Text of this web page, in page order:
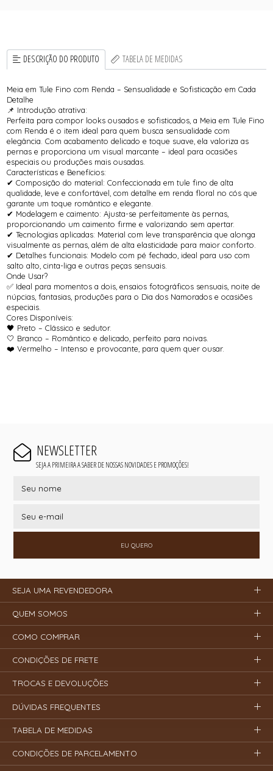
DESCRIÇÃO DO PRODUTO TABELA DE MEDIDAS
Meia em Tule Fino com Renda – Sensualidade e Sofisticação em Cada
Detalhe
📌 Introdução atrativa:
Perfeita para compor looks ousados e sofisticados, a Meia em Tule Fino
com Renda é o item ideal para quem busca sensualidade com
elegância. Com acabamento delicado e toque suave, ela valoriza as
pernas e proporciona um visual marcante – ideal para ocasiões
especiais ou produções mais ousadas.
Características e Benefícios:
✔ Composição do material: Confeccionada em tule fino de alta
qualidade, leve e confortável, com detalhe em renda floral no cós que
garante um toque romântico e elegante.
✔ Modelagem e caimento: Ajusta-se perfeitamente às pernas,
proporcionando um caimento firme e valorizando sem apertar.
✔ Tecnologias aplicadas: Material com leve transparência que alonga
visualmente as pernas, além de alta elasticidade para maior conforto.
✔ Detalhes funcionais: Modelo com pé fechado, ideal para uso com
salto alto, cinta-liga e outras peças sensuais.
Onde Usar?
✅ Ideal para momentos a dois, ensaios fotográficos sensuais, noite de
núpcias, fantasias, produções para o Dia dos Namorados e ocasiões
especiais.
Cores Disponíveis:
🖤 Preto – Clássico e sedutor.
🤍 Branco – Romântico e delicado, perfeito para noivas.
❤️ Vermelho – Intenso e provocante, para quem quer ousar.
NEWSLETTER
SEJA A PRIMEIRA A SABER DE NOSSAS NOVIDADES E PROMOÇÕES!
EU QUERO
SEJA UMA REVENDEDORA
QUEM SOMOS
COMO COMPRAR
CONDIÇÕES DE FRETE
TROCAS E DEVOLUÇÕES
DÚVIDAS FREQUENTES
TABELA DE MEDIDAS
CONDIÇÕES DE PARCELAMENTO